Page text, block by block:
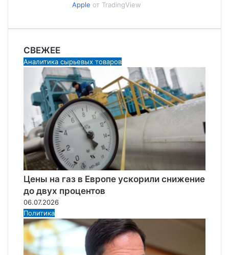
Apple от TradingView
СВЕЖЕЕ
Аналитика сырьевых товаров
Цены на газ в Европе ускорили снижение
до двух процентов
06.07.2026
Политика